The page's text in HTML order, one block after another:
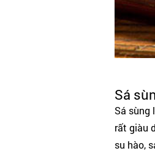
Sá
Sá sùng
rất giàu
su hào,